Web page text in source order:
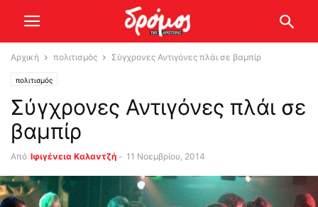
Αρχική πολιτισμός Σύγχρονες Αντιγόνες πλάι σε βαμπίρ
πολιτισμός
Σύγχρονες Αντιγόνες πλάι σε
βαμπίρ
Από Ιφιγένεια Καλαντζή - 11 Νοεμβρίου, 2014